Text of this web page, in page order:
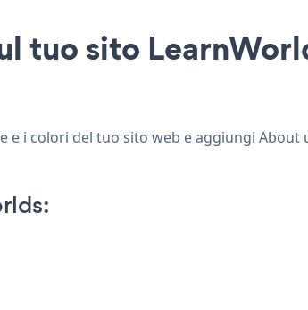
tuo sito
i colori del tuo sito web e aggiungi